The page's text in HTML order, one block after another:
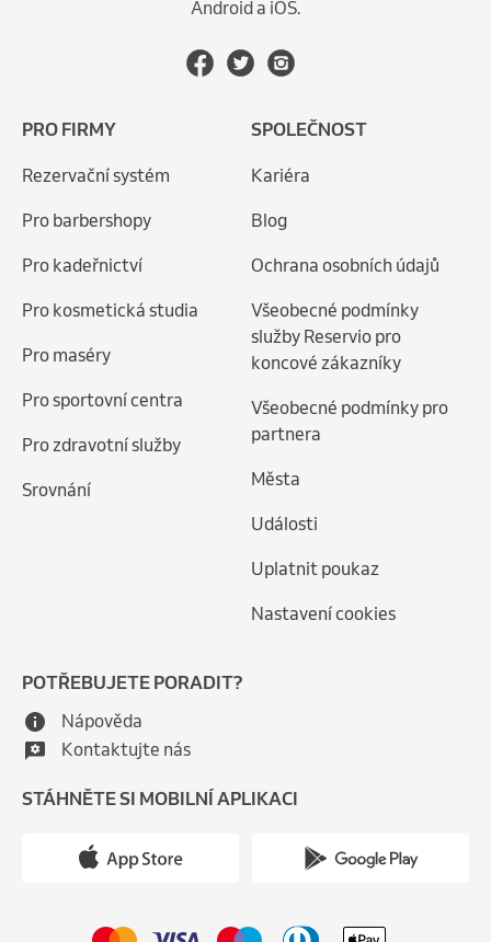
Android a iOS.
PRO FIRMY
Rezervační systém
Pro barbershopy
Pro kadeřnictví
Pro kosmetická studia
Pro maséry
Pro sportovní centra
Pro zdravotní služby
Srovnání
SPOLEČNOST
Kariéra
Blog
Ochrana osobních údajů
Všeobecné podmínky
služby Reservio pro
koncové zákazníky
Všeobecné podmínky pro
partnera
Města
Události
Uplatnit poukaz
Nastavení cookies
POTŘEBUJETE PORADIT?
Nápověda
Kontaktujte nás
STÁHNĚTE SI MOBILNÍ APLIKACI